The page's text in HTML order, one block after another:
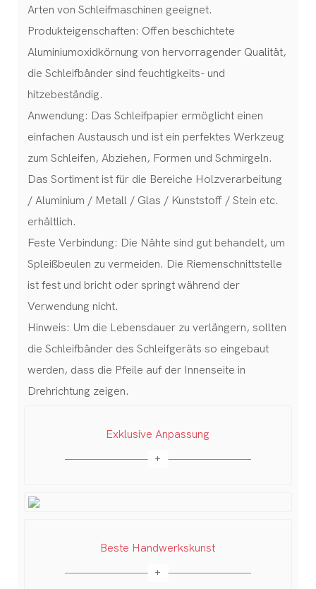
Arten von Schleifmaschinen geeignet.
Produkteigenschaften: Offen beschichtete
Aluminiumoxidkörnung von hervorragender Qualität,
die Schleifbänder sind feuchtigkeits- und
hitzebeständig.
Anwendung: Das Schleifpapier ermöglicht einen
einfachen Austausch und ist ein perfektes Werkzeug
zum Schleifen, Abziehen, Formen und Schmirgeln.
Das Sortiment ist für die Bereiche Holzverarbeitung
/ Aluminium / Metall / Glas / Kunststoff / Stein etc.
erhältlich.
Feste Verbindung: Die Nähte sind gut behandelt, um
Spleißbeulen zu vermeiden. Die Riemenschnittstelle
ist fest und bricht oder springt während der
Verwendung nicht.
Hinweis: Um die Lebensdauer zu verlängern, sollten
die Schleifbänder des Schleifgeräts so eingebaut
werden, dass die Pfeile auf der Innenseite in
Drehrichtung zeigen.
Exklusive Anpassung
Beste Handwerkskunst